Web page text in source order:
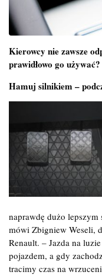
Kierowcy nie zawsze
prawidłowo go używać?
Hamuj silnikiem –
naprawdę dużo
mówi Zbigniew Weseli,
Renault. – Jazda na
pojazdem, a gdy
tracimy czas na